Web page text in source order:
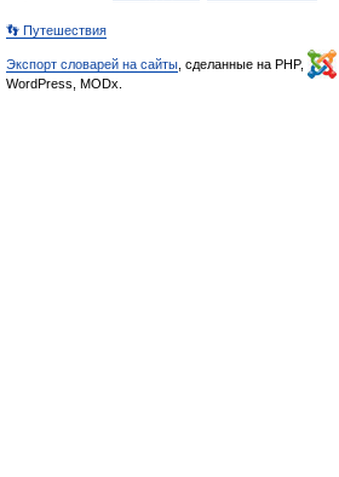
👣 Путешествия
Экспорт словарей на сайты , сделанные на PHP,
WordPress, MODx.